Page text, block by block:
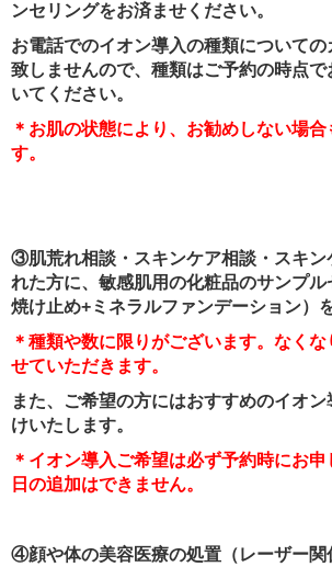
ンセリングをお済ませください。
お電話でのイオン導入の種類について
致しませんので、種類はご予約の時点
いてください。
＊お肌の状態により、お勧めしない場合
す。
③肌荒れ相談・スキンケア相談・スキン
れた方に、敏感肌用の化粧品のサンプル
焼け止め+ミネラルファンデーション）
＊種類や数に限りがございます。なく
せていただきます。
また、ご希望の方にはおすすめのイオ
けいたします。
＊イオン導入ご希望は必ず予約時にお
日の追加はできません。
④顔や体の美容医療の処置（レーザー関